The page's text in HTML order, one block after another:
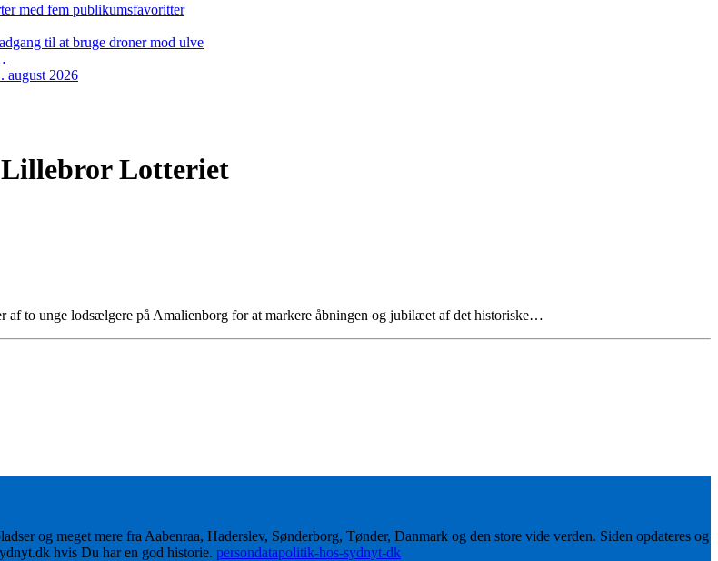
med fem publikumsfavoritter
til at bruge droner mod ulve
august 2026
Lillebror Lotteriet
to unge lodsælgere på Amalienborg for at markere åbningen og jubilæet af det historiske…
og meget mere fra Aabenraa, Haderslev, Sønderborg, Tønder, Danmark og den store vide verden. Siden opdateres og
hvis Du har en god historie. persondatapolitik-hos-sydnyt-dk